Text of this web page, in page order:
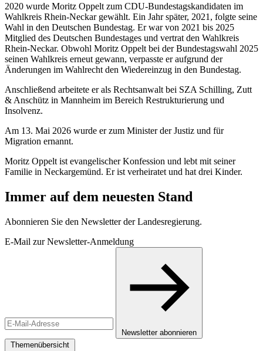
2020 wurde Moritz Oppelt zum CDU-Bundestagskandidaten im
Wahlkreis Rhein-Neckar gewählt. Ein Jahr später, 2021, folgte seine
Wahl in den Deutschen Bundestag. Er war von 2021 bis 2025
Mitglied des Deutschen Bundestages und vertrat den Wahlkreis
Rhein-Neckar. Obwohl Moritz Oppelt bei der Bundestagswahl 2025
seinen Wahlkreis erneut gewann, verpasste er aufgrund der
Änderungen im Wahlrecht den Wiedereinzug in den Bundestag.
Anschließend arbeitete er als Rechtsanwalt bei SZA Schilling, Zutt
& Anschütz in Mannheim im Bereich Restrukturierung und
Insolvenz.
Am 13. Mai 2026 wurde er zum Minister der Justiz und für
Migration ernannt.
Moritz Oppelt ist evangelischer Konfession und lebt mit seiner
Familie in Neckargemünd. Er ist verheiratet und hat drei Kinder.
Immer auf dem neuesten Stand
Abonnieren Sie den Newsletter der Landesregierung.
E-Mail zur Newsletter-Anmeldung
Newsletter abonnieren
Themenübersicht